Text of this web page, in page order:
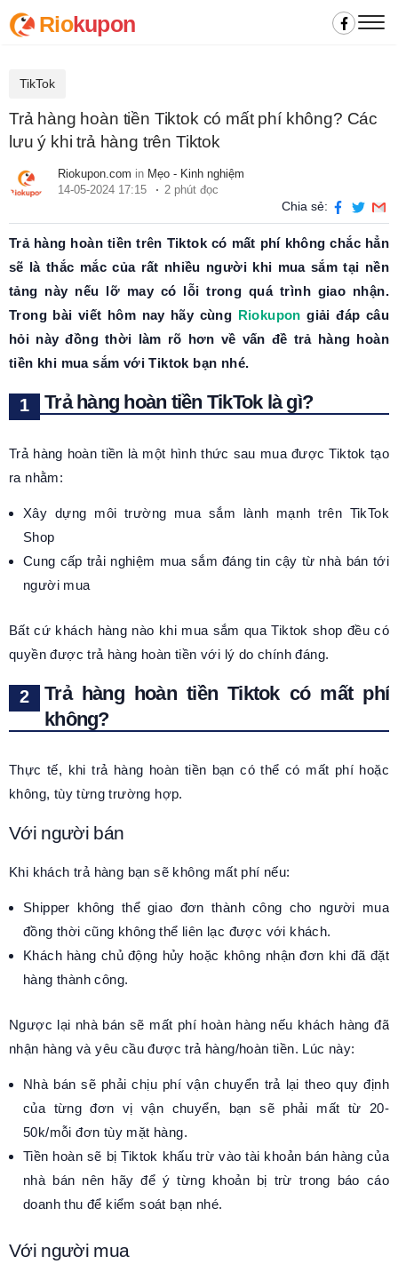
Riokupon
TikTok
Trả hàng hoàn tiền Tiktok có mất phí không? Các
lưu ý khi trả hàng trên Tiktok
Riokupon.com in Mẹo - Kinh nghiệm
14-05-2024 17:15
2 phút đọc
Chia sẻ:
Trả hàng hoàn tiền trên Tiktok có mất phí không chắc hẳn
sẽ là thắc mắc của rất nhiều người khi mua sắm tại nền
tảng này nếu lỡ may có lỗi trong quá trình giao nhận.
Trong bài viết hôm nay hãy cùng Riokupon giải đáp câu
hỏi này đồng thời làm rõ hơn về vấn đề trả hàng hoàn
tiền khi mua sắm với Tiktok bạn nhé.
Trả hàng hoàn tiền TikTok là gì?
Trả hàng hoàn tiền là một hình thức sau mua được Tiktok tạo
ra nhằm:
Xây dựng môi trường mua sắm lành mạnh trên TikTok
Shop
Cung cấp trải nghiệm mua sắm đáng tin cậy từ nhà bán tới
người mua
Bất cứ khách hàng nào khi mua sắm qua Tiktok shop đều có
quyền được trả hàng hoàn tiền với lý do chính đáng.
Trả hàng hoàn tiền Tiktok có mất phí
không?
Thực tế, khi trả hàng hoàn tiền bạn có thể có mất phí hoặc
không, tùy từng trường hợp.
Với người bán
Khi khách trả hàng bạn sẽ không mất phí nếu:
Shipper không thể giao đơn thành công cho người mua
đồng thời cũng không thể liên lạc được với khách.
Khách hàng chủ động hủy hoặc không nhận đơn khi đã đặt
hàng thành công.
Ngược lại nhà bán sẽ mất phí hoàn hàng nếu khách hàng đã
nhận hàng và yêu cầu được trả hàng/hoàn tiền. Lúc này:
Nhà bán sẽ phải chịu phí vận chuyển trả lại theo quy định
của từng đơn vị vận chuyển, bạn sẽ phải mất từ 20-
50k/mỗi đơn tùy mặt hàng.
Tiền hoàn sẽ bị Tiktok khấu trừ vào tài khoản bán hàng của
nhà bán nên hãy để ý từng khoản bị trừ trong báo cáo
doanh thu để kiểm soát bạn nhé.
Với người mua